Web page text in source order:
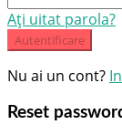
Reset
Introdu adresa
pentru a-ți
Email
Trimite linkul de